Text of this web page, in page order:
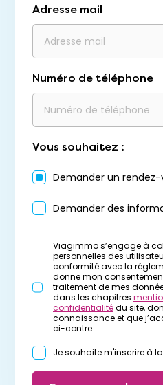
Adresse mail
Numéro de téléphone
Vous souhaitez :
Demander un rendez-
Demander des
Viagimmo s’engage à
personnelles des
conformité avec la
donne mon
traitement de mes
dans les chapitres
confidentialitédu site,
connaissance et que
ci-contre.
Je souhaite m'inscrire à